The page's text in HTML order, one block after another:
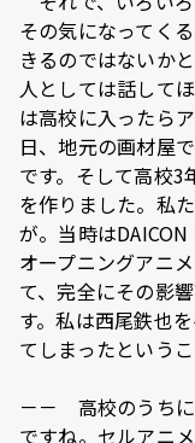
その気になってく
きるのではないか
人としては話して
は高校に入ったら
日、地元の画材屋
です。そして高校3
を作りました。私
が。当時は
オープニングアニ
て、完全にその影
す。私は西尾鉄也
てしまったというこ
－－ 高校のうち
ですね。セルアニ